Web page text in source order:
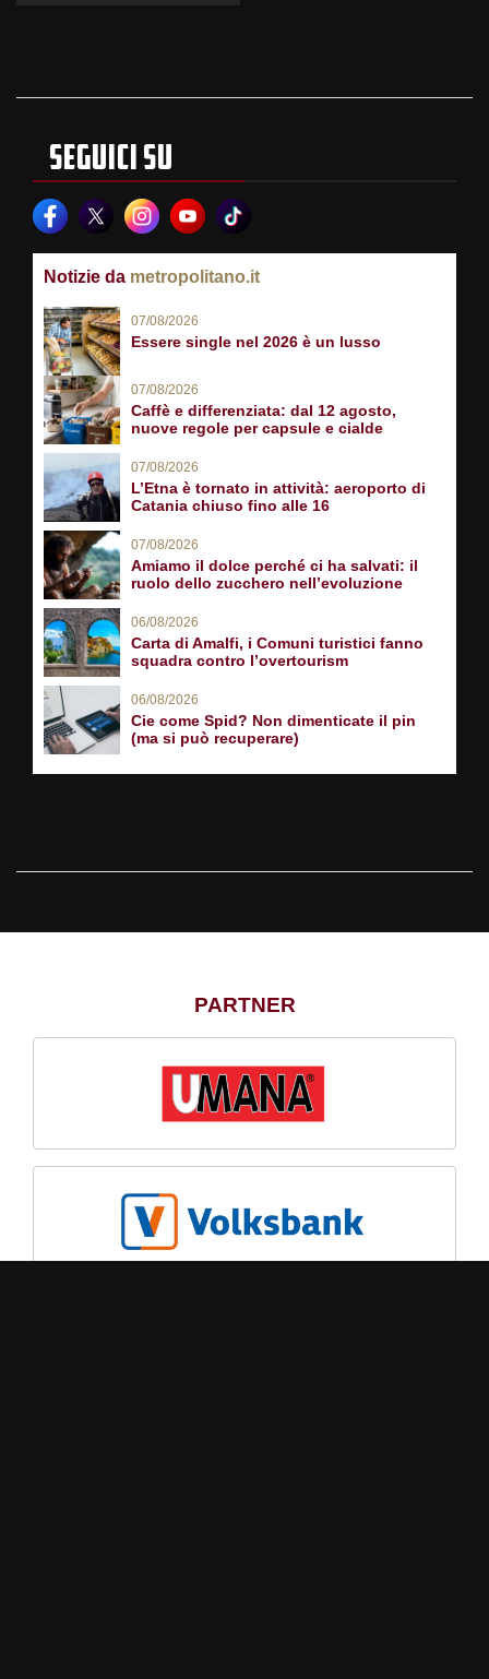
SEGUICI SU
Notizie da metropolitano.it
07/08/2026
Essere single nel 2026 è un lusso
07/08/2026
Caffè e differenziata: dal 12 agosto,
nuove regole per capsule e cialde
07/08/2026
L’Etna è tornato in attività: aeroporto di
Catania chiuso fino alle 16
07/08/2026
Amiamo il dolce perché ci ha salvati: il
ruolo dello zucchero nell’evoluzione
06/08/2026
Carta di Amalfi, i Comuni turistici fanno
squadra contro l’overtourism
06/08/2026
Cie come Spid? Non dimenticate il pin
(ma si può recuperare)
PARTNER